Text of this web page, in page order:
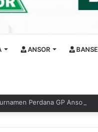
ANSOR
Perdana GP Ansor